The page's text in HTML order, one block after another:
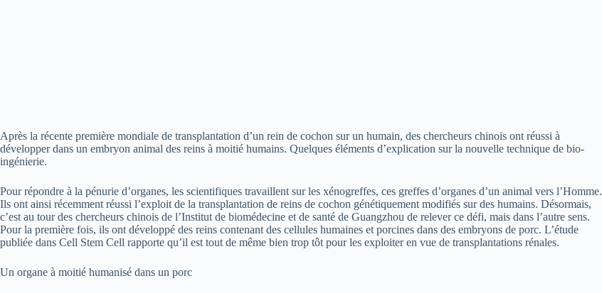
Après la récente première mondiale de transplantation d’un rein de cochon sur un humain, des chercheurs chinois ont réussi à
développer dans un embryon animal des reins à moitié humains. Quelques éléments d’explication sur la nouvelle technique de bio-
ingénierie.
Pour répondre à la pénurie d’organes, les scientifiques travaillent sur les xénogreffes, ces greffes d’organes d’un animal vers l’Homme.
Ils ont ainsi récemment réussi l’exploit de la transplantation de reins de cochon génétiquement modifiés sur des humains. Désormais,
c’est au tour des chercheurs chinois de l’Institut de biomédecine et de santé de Guangzhou de relever ce défi, mais dans l’autre sens.
Pour la première fois, ils ont développé des reins contenant des cellules humaines et porcines dans des embryons de porc. L’étude
publiée dans Cell Stem Cell rapporte qu’il est tout de même bien trop tôt pour les exploiter en vue de transplantations rénales.
Un organe à moitié humanisé dans un porc